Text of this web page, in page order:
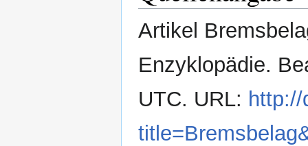
Artikel
Enzyklopädie.
UTC. URL: